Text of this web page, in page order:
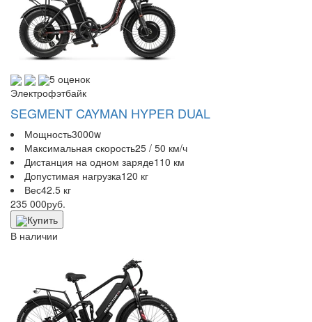
5 оценок
Электрофэтбайк
SEGMENT CAYMAN HYPER DUAL
Мощность3000w
Максимальная скорость25 / 50 км/ч
Дистанция на одном заряде110 км
Допустимая нагрузка120 кг
Вес42.5 кг
235 000руб.
Купить
В наличии